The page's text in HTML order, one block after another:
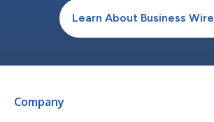
Learn About Business Wire
Company